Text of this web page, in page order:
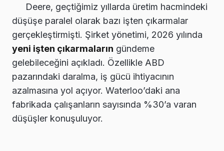
Deere, geçtiğimiz yıllarda üretim hacmindeki
düşüşe paralel olarak bazı işten çıkarmalar
gerçekleştirmişti. Şirket yönetimi, 2026 yılında
yeni işten çıkarmaların gündeme
gelebileceğini açıkladı. Özellikle ABD
pazarındaki daralma, iş gücü ihtiyacının
azalmasına yol açıyor. Waterloo’daki ana
fabrikada çalışanların sayısında %30’a varan
düşüşler konuşuluyor.